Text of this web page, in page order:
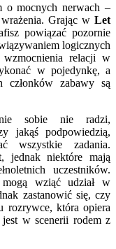
o mocnych nerwach –
Grając w Let
powiązać pozornie
logicznych
wzmocnienia relacji w
w pojedynkę, a
członków zabawy są
sobie nie radzi,
jakąś podpowiedzią,
wszystkie zadania.
jednak niektóre mają
uczestników.
wziąć udział w
zastanowić się, czy
rozrywce, która opiera
w scenerii rodem z